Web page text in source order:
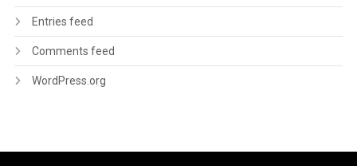
Entries feed
Comments feed
WordPress.org